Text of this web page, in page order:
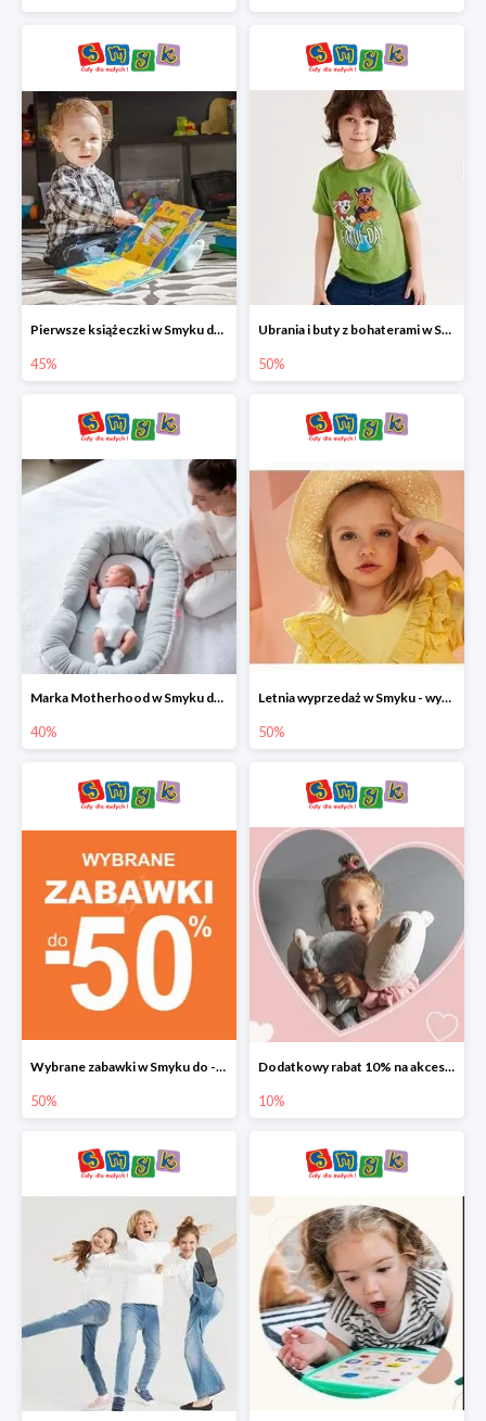
Pierwsze książeczki w Smyku do -45%
45%
Ubrania i buty z bohaterami w Smyku do -50%
50%
Marka Motherhood w Smyku do -40%
40%
Letnia wyprzedaż w Smyku - wybrane ubrania i buty do -50%
50%
Wybrane zabawki w Smyku do -50%
50%
Dodatkowy rabat 10% na akcesoria dziecięce
10%